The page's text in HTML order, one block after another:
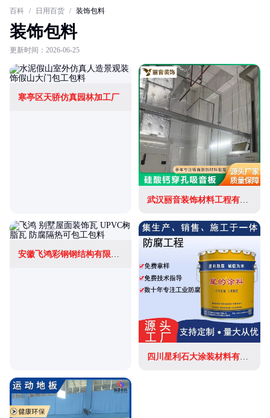
百科 / 日用百货 / 装饰包料
装饰包料
更新时间：2026-06-25
寒亭区天骄仿真园林加工厂
武汉丽音装饰材料工程有限公司
安徽飞鸿彩钢钢结构有限公司
四川星利石大涂装材料有限公司